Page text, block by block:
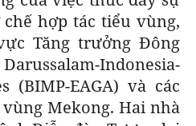
hợp tác tiểu vùng,
Tăng trưởng Đông
Indonesia-
(BIMP-EAGA) và các
Mekong. Hai nhà